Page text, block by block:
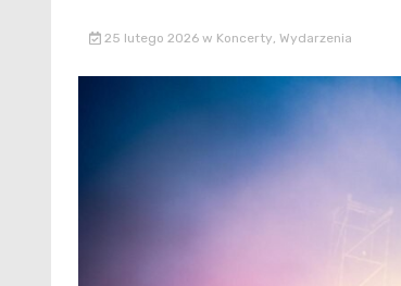
25 lutego 2026 w Koncerty, Wydarzenia